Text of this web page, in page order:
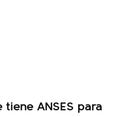
ANSES para